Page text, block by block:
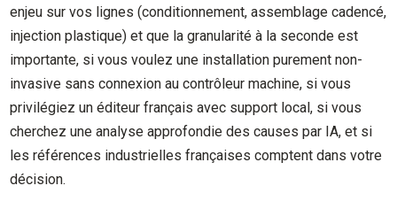
enjeu sur vos lignes (conditionnement, assemblage cadencé,
injection plastique) et que la granularité à la seconde est
importante, si vous voulez une installation purement non-
invasive sans connexion au contrôleur machine, si vous
privilégiez un éditeur français avec support local, si vous
cherchez une analyse approfondie des causes par IA, et si
les références industrielles françaises comptent dans votre
décision.